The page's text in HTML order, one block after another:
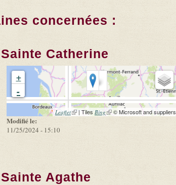
concernées :
Catherine
+
-
Leaflet(link is external)
| Tiles Bing(link is external)
© Microsoft and suppliers
Modifié le:
11/25/2024 - 15:10
Agathe